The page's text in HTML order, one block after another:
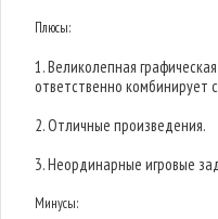
Плюсы:
1. Великолепная
ответственно комбинирует
2. Отличные произведения.
3. Неординарные игровые
Минусы: